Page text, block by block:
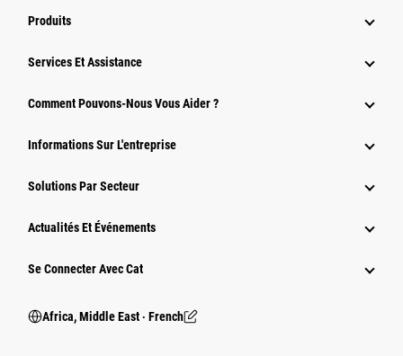
Produits
Services Et Assistance
Comment Pouvons-Nous Vous Aider ?
Informations Sur L'entreprise
Solutions Par Secteur
Actualités Et Événements
Se Connecter Avec Cat
Africa, Middle East ‧ French